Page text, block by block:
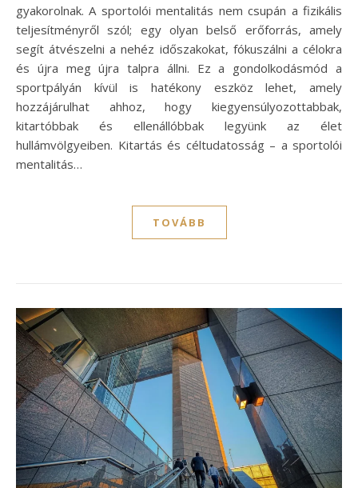
gyakorolnak. A sportolói mentalitás nem csupán a fizikális
teljesítményről szól; egy olyan belső erőforrás, amely
segít átvészelni a nehéz időszakokat, fókuszálni a célokra
és újra meg újra talpra állni. Ez a gondolkodásmód a
sportpályán kívül is hatékony eszköz lehet, amely
hozzájárulhat ahhoz, hogy kiegyensúlyozottabbak,
kitartóbbak és ellenállóbbak legyünk az élet
hullámvölgyeiben. Kitartás és céltudatosság – a sportolói
mentalitás…
TOVÁBB